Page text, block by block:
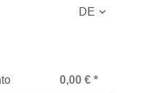
DE
0,00 € *